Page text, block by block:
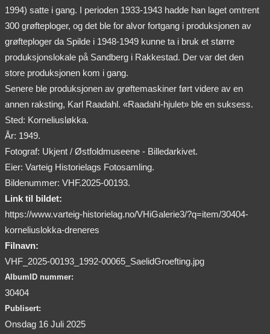
1994) satte i gang. I perioden 1933-1943 hadde han laget omtrent
300 grøfteploger, og det ble for alvor fortgang i produksjonen av
grøfteploger da Spilde i 1948-1949 kunne ta i bruk et større
produksjonslokale på Sandberg i Rakkestad. Der var det den
store produksjonen kom i gang.
Senere ble produksjonen av grøftemaskiner ført videre av en
annen raksting, Karl Raadahl. «Raadahl-hjulet» ble en suksess.
Sted: Korneliusløkka.
År: 1949.
Fotograf: Ukjent / Østfoldmuseene - Billedarkivet.
Eier: Varteig Historielags Fotosamling.
Bildenummer: VHF.2025-00193.
Link til bildet:
https://www.varteig-historielag.no/VHiGalerie3/?q=item/30404-
korneliuslokka-dreneres
Filnavn:
VHF_2025-00193_1992-00065_SaelidGroefting.jpg
AlbumID nummer:
30404
Publisert:
Onsdag 16 Juli 2025